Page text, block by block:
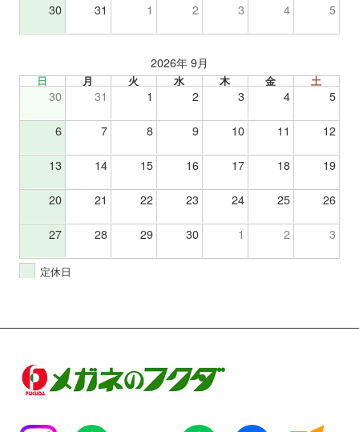
30 31 1 2 3 4 5
2026年 9月
日 月 火 水 木 金 土
30 31 1 2 3 4 5
6 7 8 9 10 11 12
13 14 15 16 17 18 19
20 21 22 23 24 25 26
27 28 29 30 1 2 3
定休日